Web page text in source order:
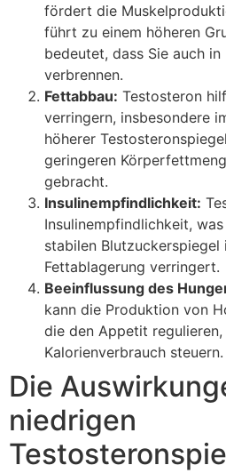
fördert die
führt zu einem höheren
bedeutet, dass Sie auch in
verbrennen.
Fettabbau: Testosteron
verringern, insbesondere
höherer
geringeren
gebracht.
Insulinempfindlichkeit:
Insulinempfindlichkeit,
stabilen Blutzuckerspiegel
Fettablagerung verringert.
Beeinflussung des
kann die Produktion von
die den Appetit
Kalorienverbrauch steuern.
Die
niedrigen